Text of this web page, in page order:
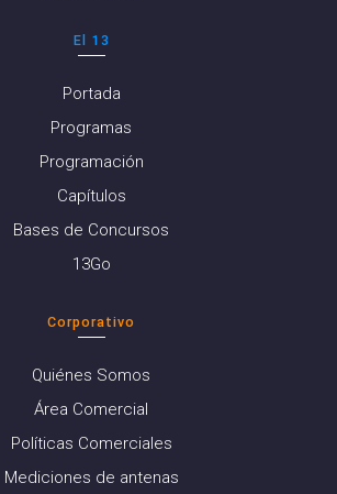
El 13
Portada
Programas
Programación
Capítulos
Bases de Concursos
13Go
Corporativo
Quiénes Somos
Área Comercial
Políticas Comerciales
Mediciones de antenas